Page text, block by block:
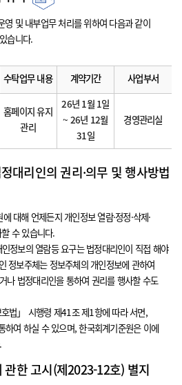
영 및 내부업무 처리를 위하여 다음과 같이
습니다.
수탁업무 내용 계약기간 사업부서
홈페이지 유지
관리
26년 1월 1일
~ 26년 12월
31일
경영관리실
대리인의 권리·의무 및 행사방법
대해 언제든지 개인정보 열람·정정·삭제·
수 있습니다.
정보의 열람등 요구는 법정대리인이 직접 해야
정보주체는 정보주체의 개인정보에 관하여
나 법정대리인을 통하여 권리를 행사할 수도
법」 시행령 제41조 제1항에 따라 서면,
하여 하실 수 있으며, 한국회계기준원은 이에
관한 고시(제2023-12호) 별지